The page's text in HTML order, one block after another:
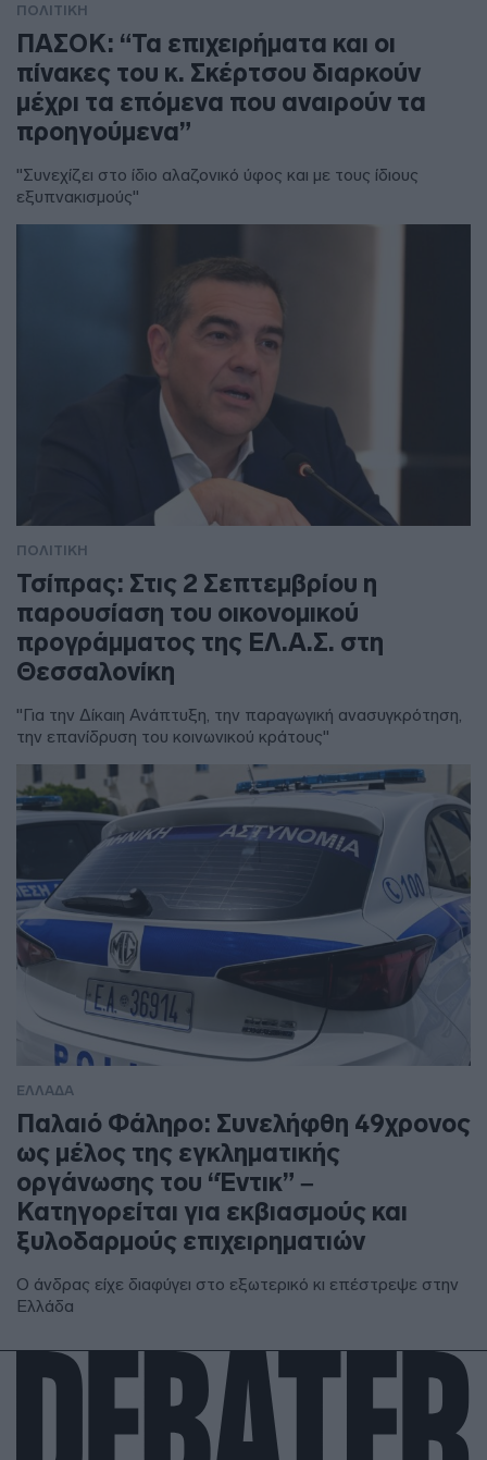
ΠΟΛΙΤΙΚΗ
ΠΑΣΟΚ: “Τα επιχειρήματα και οι
πίνακες του κ. Σκέρτσου διαρκούν
μέχρι τα επόμενα που αναιρούν τα
προηγούμενα”
"Συνεχίζει στο ίδιο αλαζονικό ύφος και με τους ίδιους
εξυπνακισμούς"
ΠΟΛΙΤΙΚΗ
Τσίπρας: Στις 2 Σεπτεμβρίου η
παρουσίαση του οικονομικού
προγράμματος της ΕΛ.Α.Σ. στη
Θεσσαλονίκη
"Για την Δίκαιη Ανάπτυξη, την παραγωγική ανασυγκρότηση,
την επανίδρυση του κοινωνικού κράτους"
ΕΛΛΑΔΑ
Παλαιό Φάληρο: Συνελήφθη 49χρονος
ως μέλος της εγκληματικής
οργάνωσης του “Έντικ” –
Κατηγορείται για εκβιασμούς και
ξυλοδαρμούς επιχειρηματιών
Ο άνδρας είχε διαφύγει στο εξωτερικό κι επέστρεψε στην
Ελλάδα